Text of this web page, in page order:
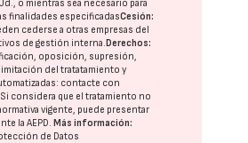
o mientras sea necesario para
finalidades especificadasCesión:
cederse a otras empresas del
de gestión interna.Derechos:
oposición, supresión,
del tratatamiento y
contacte con
. Si considera que el tratamiento no
vigente, puede presentar
laAEPD .Más información:
de Datos